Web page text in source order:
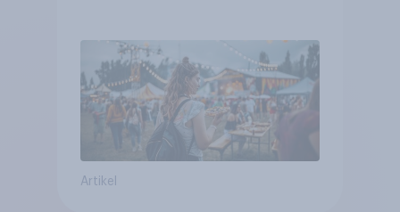
Artikel